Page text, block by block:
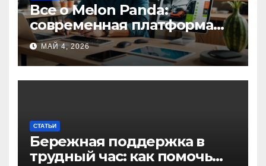
Все о Melon Panda:
современная платформа
для творческих
профессионалов и
любителей
МАЙ 4, 2026
СТАТЬИ
Бережная поддержка в
трудный час: как помочь